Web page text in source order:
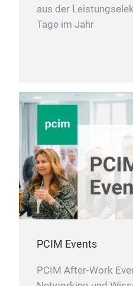
aus der
Tage im Jahr
PCIM Events
PCIM After-Work